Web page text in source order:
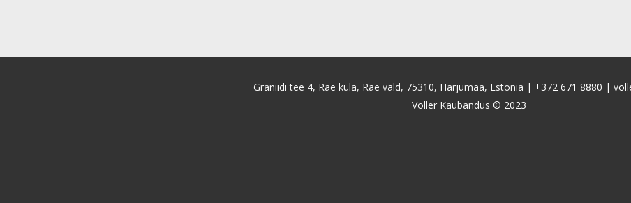
Graniidi tee 4, Rae küla, Rae vald, 75310, Harjumaa, Estonia | +372 671 8880 |
Voller Kaubandus © 2023